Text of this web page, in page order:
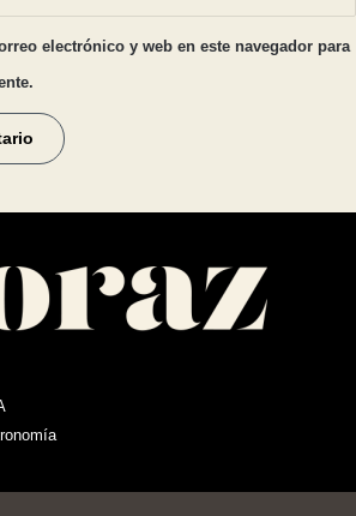
electrónico y web en este navegador para